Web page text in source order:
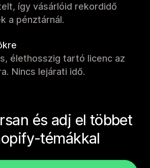
így vásárlóid rekordidő
a pénztárnál.
élethosszig tartó licenc az
Nincs lejárati idő.
és adj el többet
témákkal